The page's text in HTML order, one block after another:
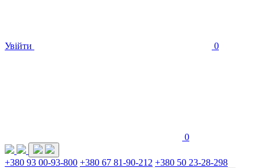
Увійти 0
0
+380 93 00-93-800 +380 67 81-90-212 +380 50 23-28-298